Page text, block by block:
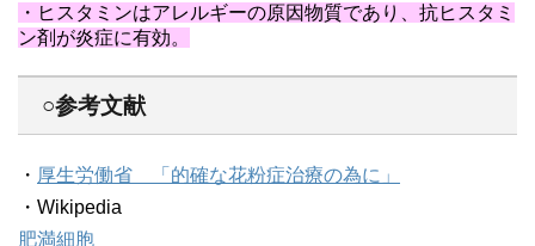
・ヒスタミンはアレルギーの原因物質であり、抗ヒスタミ
ン剤が炎症に有効。
○参考文献
・ 厚生労働省 「的確な花粉症治療の為に」
・Wikipedia
肥満細胞